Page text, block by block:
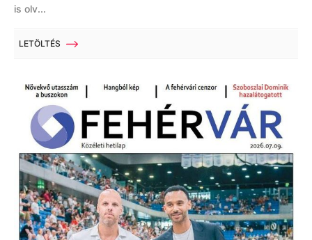
is olv...
LETÖLTÉS